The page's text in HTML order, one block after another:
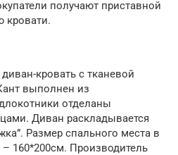
получают приставной
кровати.
кровать с тканевой
выполнен из
отделаны
Диван раскладывается
Размер спального места в
160*200см. Производитель